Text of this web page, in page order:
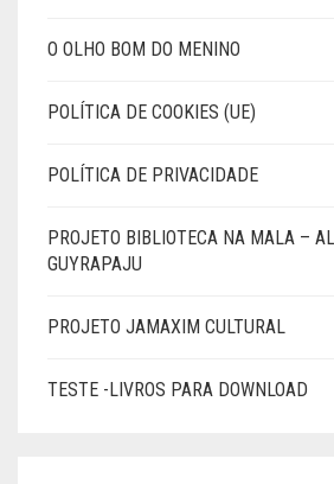
O OLHO BOM DO MENINO
POLÍTICA DE COOKIES (UE)
POLÍTICA DE PRIVACIDADE
PROJETO BIBLIOTECA NA MALA –
GUYRAPAJU
PROJETO JAMAXIM CULTURAL
TESTE -LIVROS PARA DOWNLOAD